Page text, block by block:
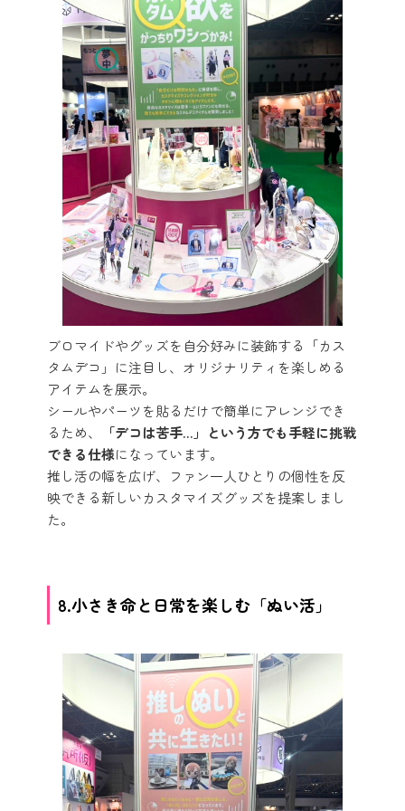
ブロマイドやグッズを自分好みに装飾する「カス
タムデコ」に注目し、オリジナリティを楽しめる
アイテムを展示。
シールやパーツを貼るだけで簡単にアレンジでき
るため、
「デコは苦手…」という方でも手軽に挑戦
できる仕様になっています。
推し活の幅を広げ、ファン一人ひとりの個性を反
映できる新しいカスタマイズグッズを提案しまし
た。
8.小さき命と日常を楽しむ「ぬい活」